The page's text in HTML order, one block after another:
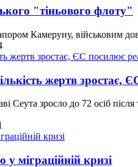
"тіньового флоту"
Камеруну, військовим
жертв зростає,
Сеута зросло до 72 осіб
у міграційній кризі